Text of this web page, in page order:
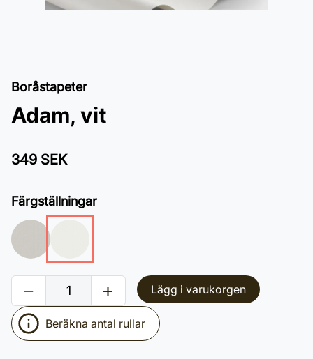
Boråstapeter
Adam, vit
349 SEK
Färgställningar
Lägg i varukorgen
Beräkna antal rullar